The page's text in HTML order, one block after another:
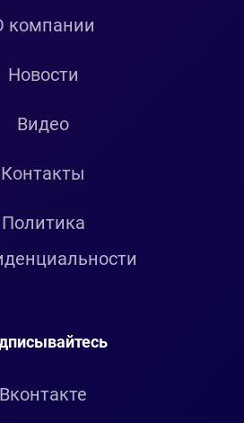
компании
Новости
Видео
Контакты
Политика
Вконтакте